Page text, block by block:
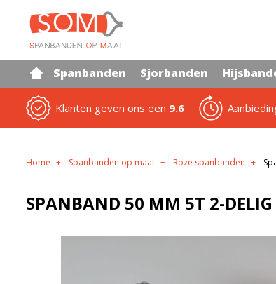
Spanbanden Sjorbanden
Klanten geven ons een 9.6
Home Spanbanden op maat Roze spanbanden
SPANBAND 50 MM 5T 2-DELIG